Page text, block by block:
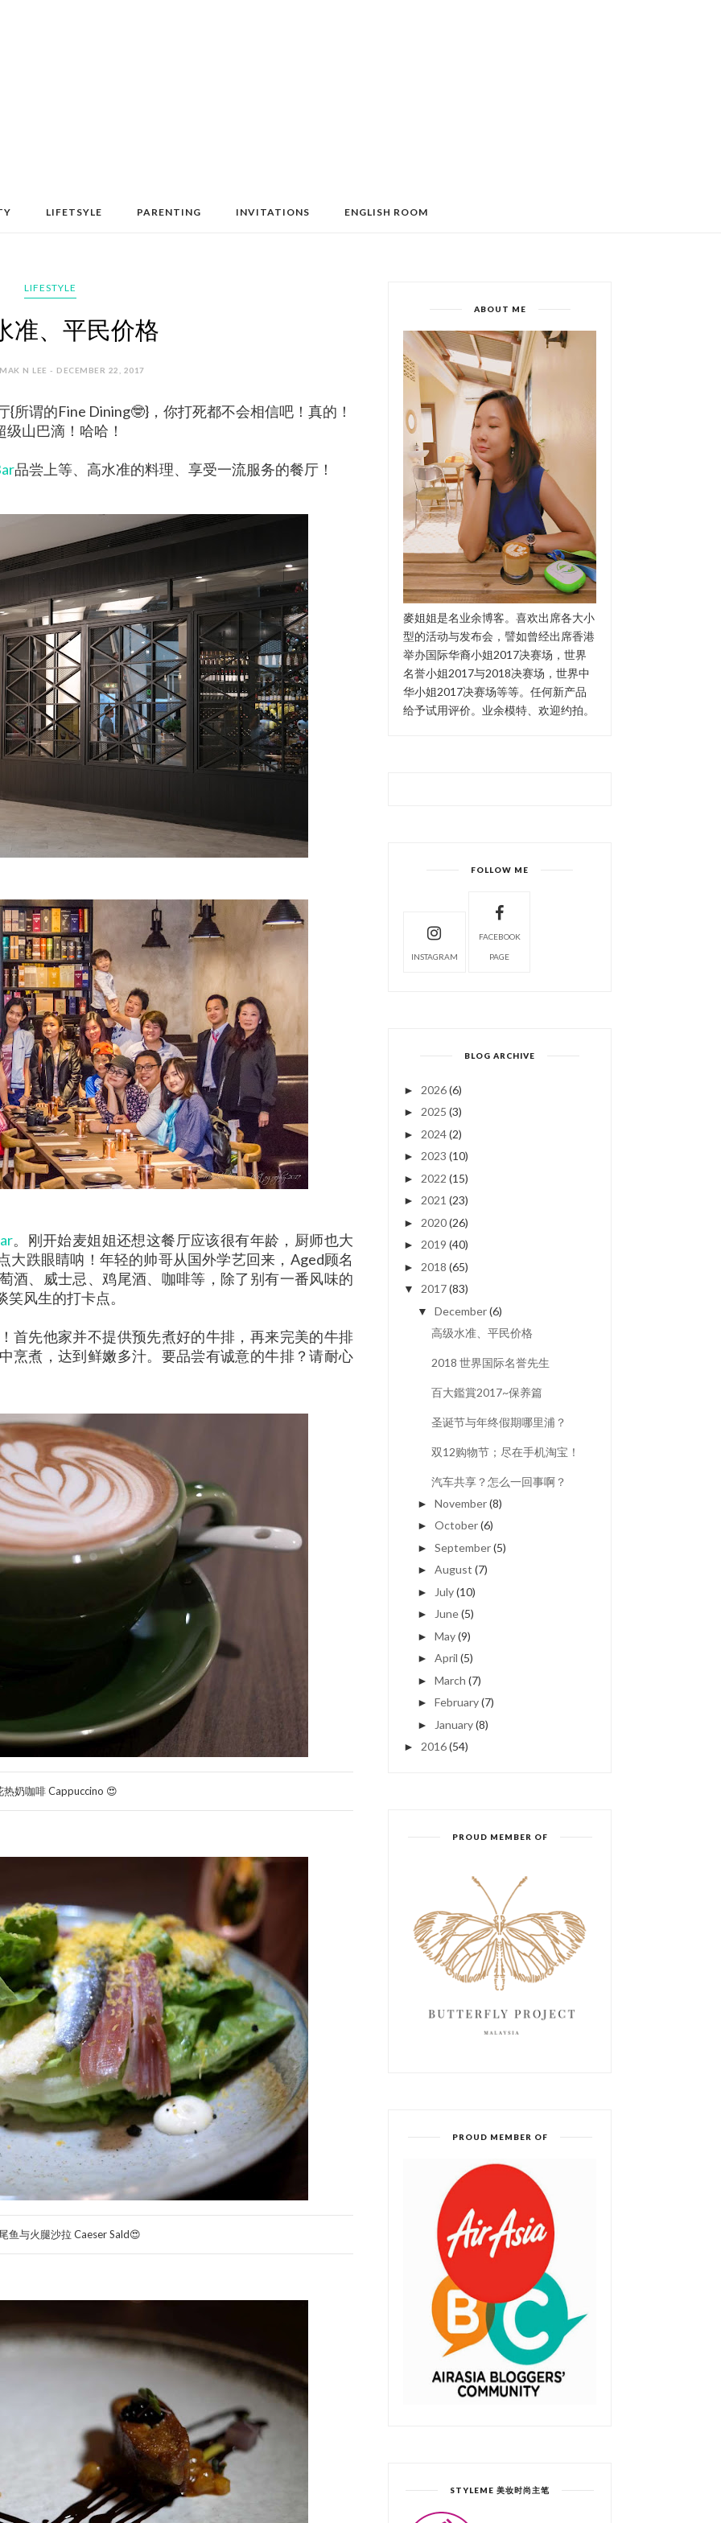
LIFETSYLE PARENTING INVITATIONS ENGLISH ROOM
LIFESTYLE
准、平民价格
N LEE - DECEMBER 22, 2017
所谓的Fine Dining🤓}，你打死都不会相信吧！真的！
级山巴滴！哈哈！
品尝上等、高水准的料理、享受一流服务的餐厅！
。刚开始麦姐姐还想这餐厅应该很有年龄，厨师也大
大跌眼睛呐！年轻的帅哥从国外学艺回来，Aged顾名
酒、威士忌、鸡尾酒、咖啡等，除了别有一番风味的
风生的打卡点。
首先他家并不提供预先煮好的牛排，再来完美的牛排
烹煮，达到鲜嫩多汁。要品尝有诚意的牛排？请耐心
热奶咖啡 Cappuccino 😍
鱼与火腿沙拉 Caeser Sald😍
ABOUT ME
麥姐姐是名业余博客。喜欢出席各大小
型的活动与发布会，譬如曾经出席香港
举办国际华裔小姐2017决赛场，世界
名誉小姐2017与2018决赛场，世界中
华小姐2017决赛场等等。任何新产品
给予试用评价。业余模特、欢迎约拍。
FOLLOW ME
INSTAGRAM
FACEBOOK
PAGE
BLOG ARCHIVE
► 2026(6)
► 2025 (3)
► 2024(2)
► 2023 (10)
► 2022 (15)
► 2021 (23)
► 2020(26)
► 2019 (40)
► 2018 (65)
▼ 2017(83)
▼ December(6)
高级水准、平民价格
2018 世界国际名誉先生
百大鑑賞2017~保养篇
圣诞节与年终假期哪里浦？
双12购物节；尽在手机淘宝！
汽车共享？怎么一回事啊？
► November(8)
► October(6)
► September(5)
► August (7)
► July(10)
► June(5)
► May(9)
► April (5)
► March (7)
► February(7)
► January(8)
► 2016(54)
PROUD MEMBER OF
PROUD MEMBER OF
STYLEME 美妆时尚主笔